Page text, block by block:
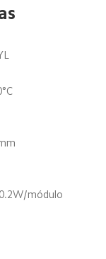
módulo